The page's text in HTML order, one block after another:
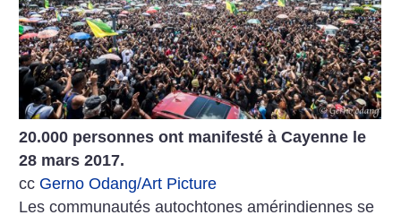
20.000 personnes ont manifesté à Cayenne le
28 mars 2017.
cc Gerno Odang/Art Picture
Les communautés autochtones amérindiennes se